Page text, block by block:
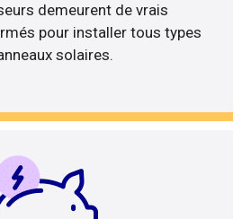
demeurent de vrais
pour installer tous types
solaires.